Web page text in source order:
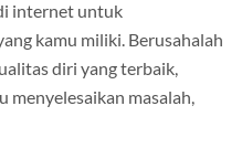
internet untuk
kamu miliki. Berusahalah
diri yang terbaik,
menyelesaikan masalah,